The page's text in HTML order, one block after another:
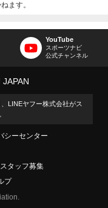
ます。
YouTube
スポーツナビ
公式チャンネル
JAPAN
LINEヤフー株式会社がス
シーセンター
スタッフ募集
プ